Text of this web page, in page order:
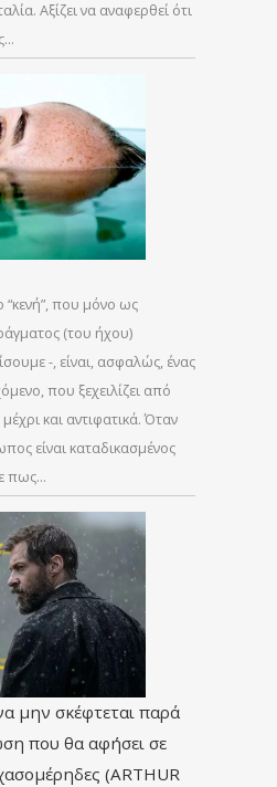
Αξίζει να αναφερθεί ότι
που μόνο ως
(του ήχου)
-, είναι, ασφαλώς, ένας
που ξεχειλίζει από
και αντιφατικά. Όταν
είναι καταδικασμένος
πως…
μην σκέφτεται παρά
που θα αφήσει σε
(ARTHUR